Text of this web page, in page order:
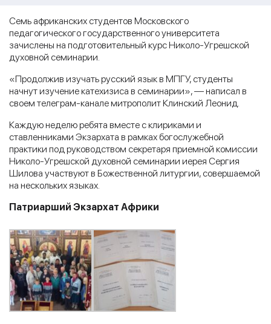
Семь африканских студентов Московского
педагогического государственного университета
зачислены на подготовительный курс Николо-Угрешской
духовной семинарии.
«Продолжив изучать русский язык в МПГУ, студенты
начнут изучение катехизиса в семинарии», — написал в
своем телеграм-канале митрополит Клинский Леонид.
Каждую неделю ребята вместе с клириками и
ставленниками Экзархата в рамках богослужебной
практики под руководством секретаря приемной комиссии
Николо-Угрешской духовной семинарии иерея Сергия
Шилова участвуют в Божественной литургии, совершаемой
на нескольких языках.
Патриарший Экзархат Африки